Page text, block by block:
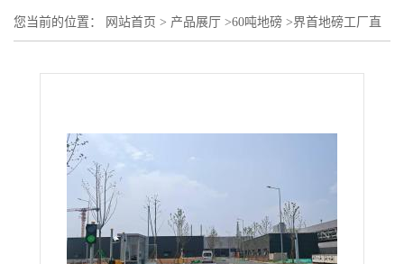
您当前的位置： 网站首页 > 产品展厅 >60吨地磅 >界首地磅工厂直